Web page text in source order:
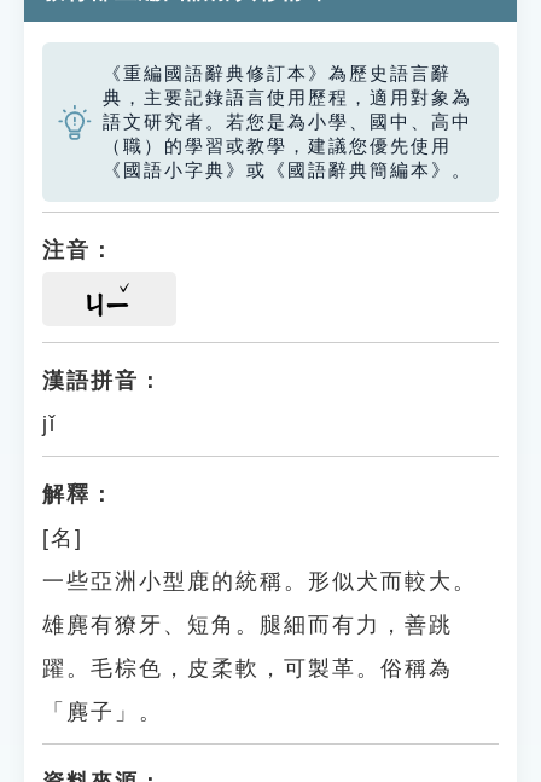
《重編國語辭典修訂本》為歷史語言辭
典，主要記錄語言使用歷程，適用對象為
語文研究者。若您是為小學、國中、高中
（職）的學習或教學，建議您優先使用
《國語小字典》或《國語辭典簡編本》。
注音：
ㄐㄧ
漢語拼音：
jǐ
解釋：
[名]
一些亞洲小型鹿的統稱。形似犬而較大。
雄麂有獠牙、短角。腿細而有力，善跳
躍。毛棕色，皮柔軟，可製革。俗稱為
「麂子」。